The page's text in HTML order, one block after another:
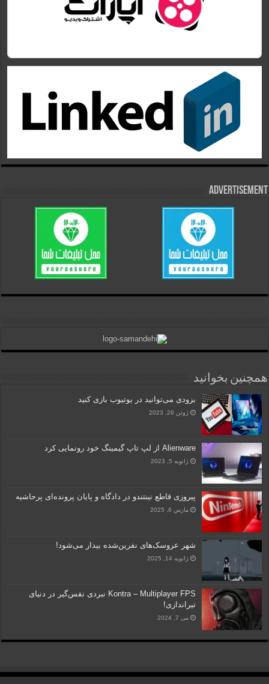
Advertisement
همچنین بخوانید
بزودی می‌توانید در یوتیوب بازی کنید
ژوئن 26, 2023
Alienware از لپ تاپ گیمینگ خود رونمایی کرد
ژانویه 5, 2023
پیروزی قاطع نینتندو در دادگاه و پایان پرونده‌ای پرحاشیه
مارس 6, 2025
شهر عروسک‌های نفرین‌شده بیدار می‌شود!
ژانویه 14, 2025
Kontra – Multiplayer FPS نبردی نفس‌گیر در دنیای
تیراندازی!
می 7, 2024